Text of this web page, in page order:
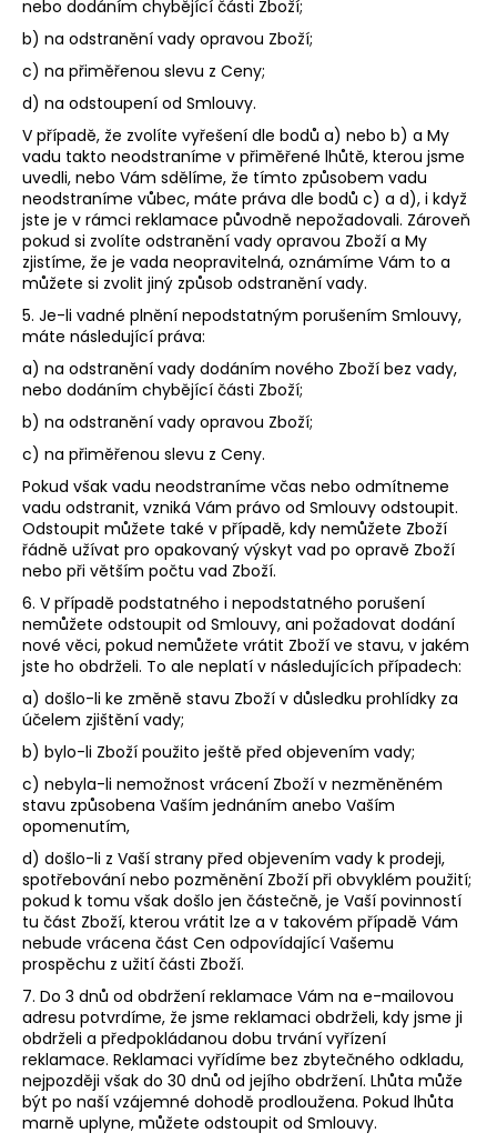
nebo dodáním chybějící části Zboží;
b) na odstranění vady opravou Zboží;
c) na přiměřenou slevu z Ceny;
d) na odstoupení od Smlouvy.
V případě, že zvolíte vyřešení dle bodů a) nebo b) a My
vadu takto neodstraníme v přiměřené lhůtě, kterou jsme
uvedli, nebo Vám sdělíme, že tímto způsobem vadu
neodstraníme vůbec, máte práva dle bodů c) a d), i když
jste je v rámci reklamace původně nepožadovali. Zároveň
pokud si zvolíte odstranění vady opravou Zboží a My
zjistíme, že je vada neopravitelná, oznámíme Vám to a
můžete si zvolit jiný způsob odstranění vady.
5. Je-li vadné plnění nepodstatným porušením Smlouvy,
máte následující práva:
a) na odstranění vady dodáním nového Zboží bez vady,
nebo dodáním chybějící části Zboží;
b) na odstranění vady opravou Zboží;
c) na přiměřenou slevu z Ceny.
Pokud však vadu neodstraníme včas nebo odmítneme
vadu odstranit, vzniká Vám právo od Smlouvy odstoupit.
Odstoupit můžete také v případě, kdy nemůžete Zboží
řádně užívat pro opakovaný výskyt vad po opravě Zboží
nebo při větším počtu vad Zboží.
6. V případě podstatného i nepodstatného porušení
nemůžete odstoupit od Smlouvy, ani požadovat dodání
nové věci, pokud nemůžete vrátit Zboží ve stavu, v jakém
jste ho obdrželi. To ale neplatí v následujících případech:
a) došlo-li ke změně stavu Zboží v důsledku prohlídky za
účelem zjištění vady;
b) bylo-li Zboží použito ještě před objevením vady;
c) nebyla-li nemožnost vrácení Zboží v nezměněném
stavu způsobena Vaším jednáním anebo Vaším
opomenutím,
d) došlo-li z Vaší strany před objevením vady k prodeji,
spotřebování nebo pozměnění Zboží při obvyklém použití;
pokud k tomu však došlo jen částečně, je Vaší povinností
tu část Zboží, kterou vrátit lze a v takovém případě Vám
nebude vrácena část Cen odpovídající Vašemu
prospěchu z užití části Zboží.
7. Do 3 dnů od obdržení reklamace Vám na e-mailovou
adresu potvrdíme, že jsme reklamaci obdrželi, kdy jsme ji
obdrželi a předpokládanou dobu trvání vyřízení
reklamace. Reklamaci vyřídíme bez zbytečného odkladu,
nejpozději však do 30 dnů od jejího obdržení. Lhůta může
být po naší vzájemné dohodě prodloužena. Pokud lhůta
marně uplyne, můžete odstoupit od Smlouvy.